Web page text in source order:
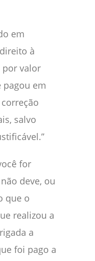
em
à
por valor
pagou em
salvo
for
deve, ou
que o
realizou a
a
foi pago a